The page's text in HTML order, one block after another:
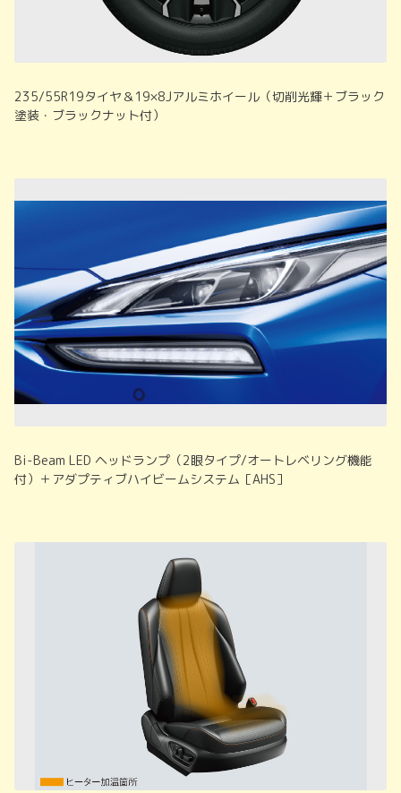
235/55R19タイヤ＆19×8Jアルミホイール（切削光輝＋ブラック
塗装・ブラックナット付）
Bi-Beam LED ヘッドランプ（2眼タイプ/オートレベリング機能
付）＋アダプティブハイビームシステム［AHS］